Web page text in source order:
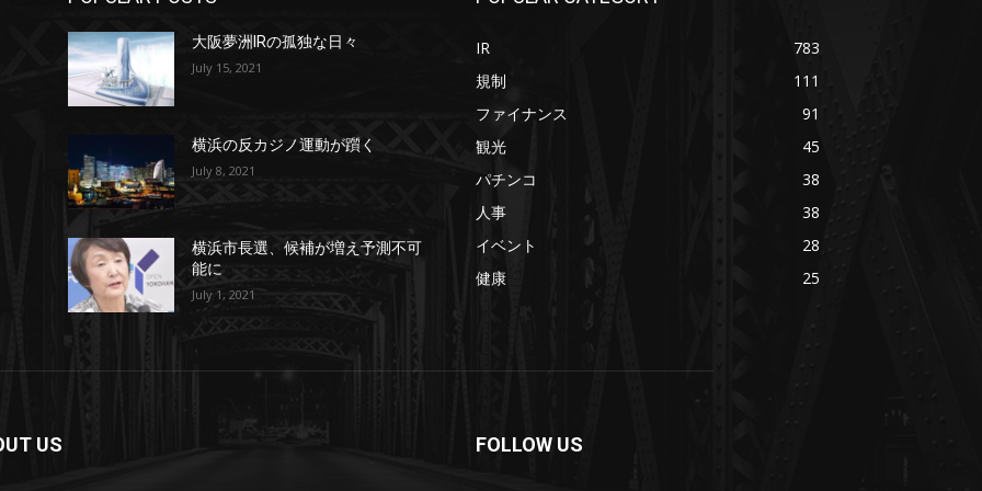
大阪夢洲IRの孤独な日々
July 15, 2021
横浜の反カジノ運動が躓く
July 8, 2021
横浜市長選、候補が増え予測不可
能に
July 1, 2021
IR
783
規制
111
ファイナンス
91
観光
45
パチンコ
38
人事
38
イベント
28
健康
25
US FOLLOW US